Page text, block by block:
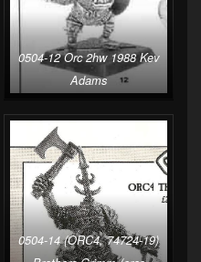
0504-12 Orc 2hw 1988 Kev
Adams
0504-14 (ORC4, 74724-19)